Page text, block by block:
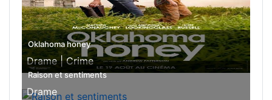
Oklahoma honey
Drame |Crime
Raison et sentiments
Drame